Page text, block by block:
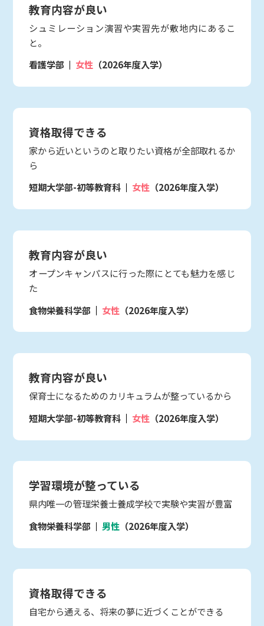
教育内容が良い
シュミレーション演習や実習先が敷地内にあるこ
と。
看護学部
女性 （2026年度入学）
資格取得できる
家から近いというのと取りたい資格が全部取れるか
ら
短期大学部-初等教育科
女性 （2026年度入学）
教育内容が良い
オープンキャンパスに行った際にとても魅力を感じ
た
食物栄養科学部
女性 （2026年度入学）
教育内容が良い
保育士になるためのカリキュラムが整っているから
短期大学部-初等教育科
女性 （2026年度入学）
学習環境が整っている
県内唯一の管理栄養士養成学校で実験や実習が豊富
食物栄養科学部
男性 （2026年度入学）
資格取得できる
自宅から通える、将来の夢に近づくことができる